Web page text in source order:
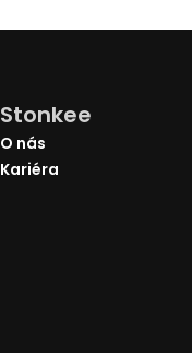
Stonkee
O nás
Kariéra